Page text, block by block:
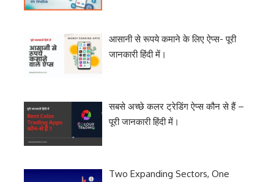
आसानी से रूपये कमाने के लिए ऐप्स- पूरी
जानकारी हिंदी में।
सबसे अच्छे कलर ट्रेडिंग ऐप्स कौन से हैं –
पूरी जानकारी हिंदी में।
Two Expanding Sectors, One